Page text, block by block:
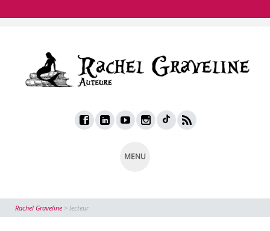
MENU
Rachel Graveline > lecteur